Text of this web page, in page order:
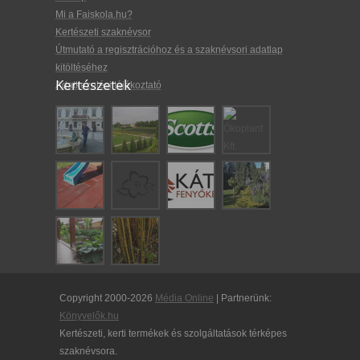
Mi a Faiskola.hu?
Kertészeti szaknévsor
Útmutató a regisztrációhoz és a szaknévsori adatlap
kitöltéséhez
Adatkezelési tájékoztató
Kertészetek
Copyright 2000-2026 Média Online | Partnerünk:
Könyvelők.hu
Kertészeti, kerti termékek és szolgáltatások térképes
szaknévsora.